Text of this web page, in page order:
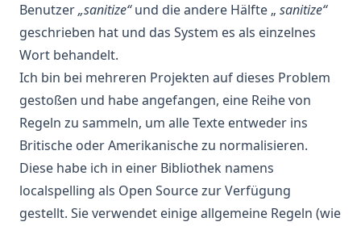
Benutzer„sanitize“und die andere Hälfte „ sanitize“
geschrieben hat und das System es als einzelnes
Wort behandelt.
Ich bin bei mehreren Projekten auf dieses Problem
gestoßen und habe angefangen, eine Reihe von
Regeln zu sammeln, um alle Texte entweder ins
Britische oder Amerikanische zu normalisieren.
Diese habe ich in einer Bibliothek namens
localspelling als Open Source zur Verfügung
gestellt. Sie verwendet einige allgemeine Regeln (wie